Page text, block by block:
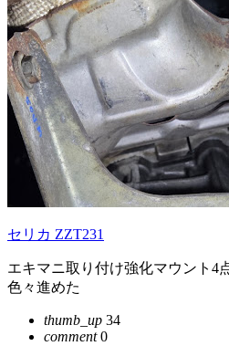
セリカ ZZT231
エキマニ取り付け強化マウント4
色々進めた
thumb_up 34
comment0